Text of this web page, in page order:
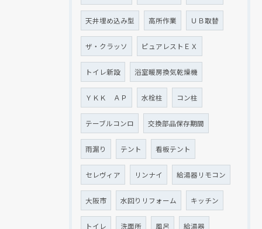
天井埋め込み型 高所作業 ＵＢ取替
ザ・クラッソ ピュアレストＥＸ
トイレ新設 浴室暖房換気乾燥機
ＹＫＫ ＡＰ 水栓柱 コン柱
テーブルコンロ 交換部品保存期間
雨漏り テント 看板テント
セレヴィア リンナイ 給湯器リモコン
大阪市 水回りリフォーム キッチン
トイレ 洗面所 風呂 給湯器